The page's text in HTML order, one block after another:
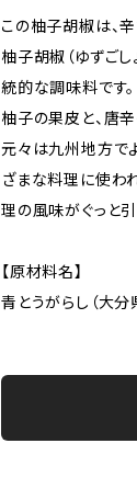
この柚子胡椒は、
柚子胡椒（ゆずご
統的な調味料です。
柚子の果皮と、唐
元々は九州地方で
ざまな料理に使わ
理の風味がぐっと引
【原材料名】
青とうがらし（大分